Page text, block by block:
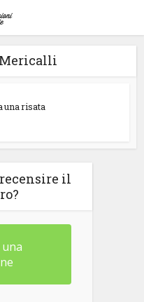
Mericalli
una risata
recensire il
una